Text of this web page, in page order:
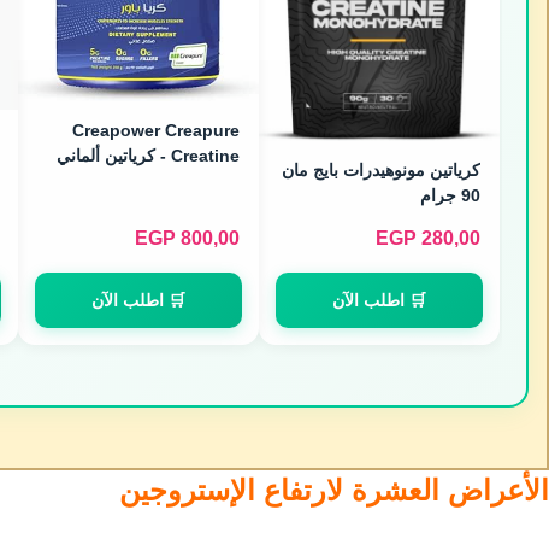
كرياتين مونوهيدرات بايج مان
90 جرام
280,00
EGP
🛒 اطلب الآن
Creapower Creapure
Creatine - كرياتين ألماني
800,00
EGP
🛒 اطلب الآن
الأعراض العشرة لارتفاع الإستروجين